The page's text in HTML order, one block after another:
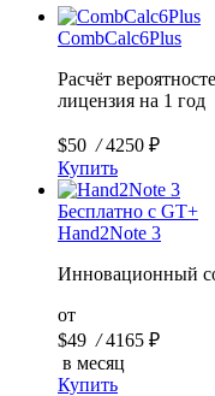
CombCalc6Plus
Расчёт
лицензия на 1 год
$50 /4250 ₽
Купить
Бесплатно с GT+
Hand2Note 3
Инновационный
от
$49 /4165 ₽
в месяц
Купить